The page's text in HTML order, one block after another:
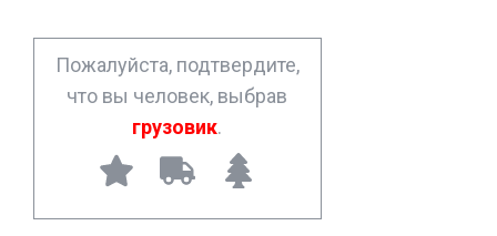
*
Пожалуйста, подтвердите,
что вы человек, выбрав
грузовик.